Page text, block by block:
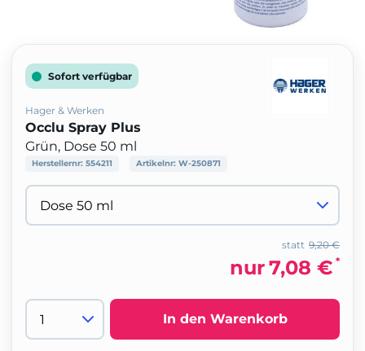
Sofort verfügbar
Hager & Werken
Occlu Spray Plus
Grün, Dose 50 ml
Herstellernr: 554211 Artikelnr: W-250871
9,20 €
statt
nur7,08 € *
In den Warenkorb